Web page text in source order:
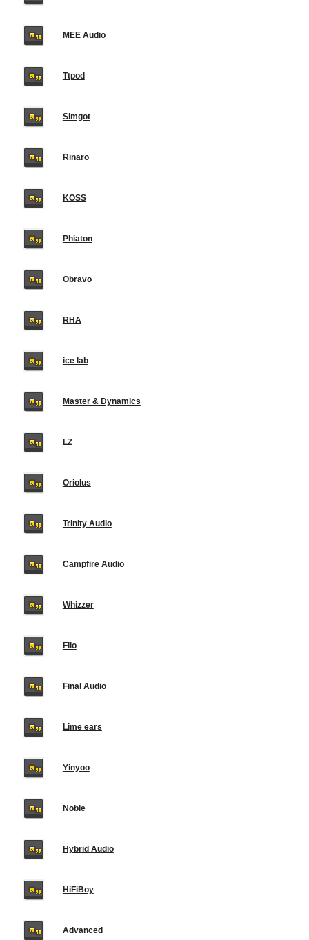
MEE Audio
Ttpod
Simgot
Rinaro
KOSS
Phiaton
Obravo
RHA
ice lab
Master & Dynamics
LZ
Oriolus
Trinity Audio
Campfire Audio
Whizzer
Fiio
Final Audio
Lime ears
Yinyoo
Noble
Hybrid Audio
HiFiBoy
Advanced